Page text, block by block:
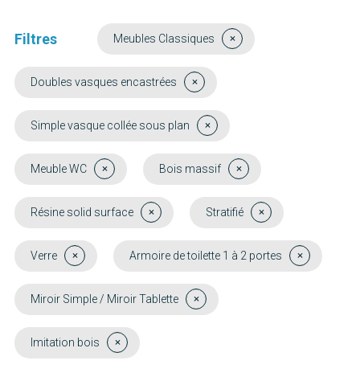
Filtres Meubles Classiques
Doubles vasques encastrées
Simple vasque collée sous plan
Meuble WC Bois massif
Résine solid surface Stratifié
Verre Armoire de toilette 1 à 2 portes
Miroir Simple / Miroir Tablette
Imitation bois